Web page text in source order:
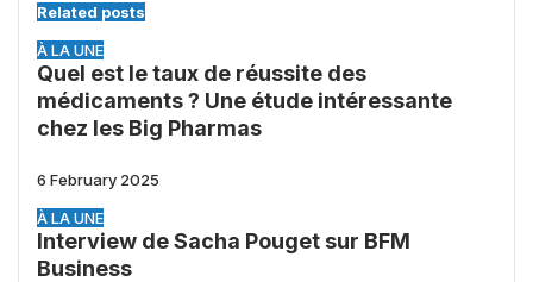
Related posts
À LA UNE
Quel est le taux de réussite des
médicaments ? Une étude intéressante
chez les Big Pharmas
6 February 2025
À LA UNE
Interview de Sacha Pouget sur BFM
Business